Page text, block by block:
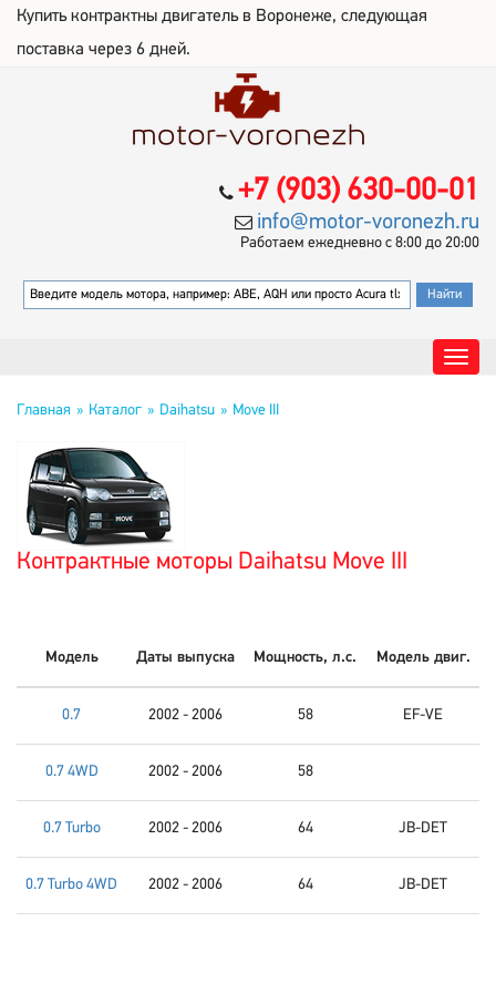
Купить контрактны двигатель в Воронеже, следующая
поставка через 6 дней.
+7 (903) 630-00-01
info@motor-voronezh.ru
Работаем ежедневно с 8:00 до 20:00
Главная Каталог Daihatsu Move III
Контрактные моторы Daihatsu Move III
Модель Даты выпуска Мощность, л.с. Модель двиг.
0.7 2002 - 2006 58 EF-VE
0.7 4WD 2002 - 2006 58
0.7 Turbo 2002 - 2006 64 JB-DET
0.7 Turbo 4WD 2002 - 2006 64 JB-DET